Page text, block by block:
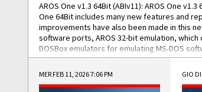
AROS One v1.3 64Bit (ABIv11): AROS One
One 64Bit includes many new features and
improvements have also been made in this
software ports, AROS 32-bit emulation,
DOSBox emulators for emulating MS-DOS
and AROS 68k models. AROS One v1.3 64-
MER FEB 11, 2026 7:06 PM GIO